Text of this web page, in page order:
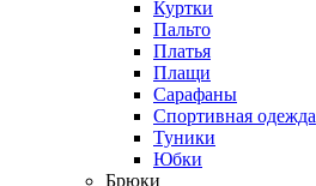
Куртки
Пальто
Платья
Плащи
Сарафаны
Спортивная одежда
Туники
Юбки
Брюки